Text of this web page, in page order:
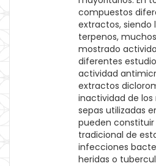
compuestos
extractos, siendo
terpenos,
mostrado
diferentes
actividad
extractos
inactividad de
sepas utilizadas
pueden
tradicional de
infecciones
heridas o